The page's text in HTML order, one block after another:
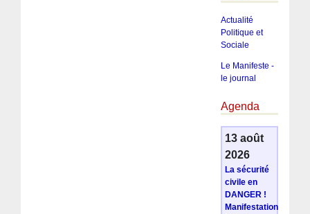
Actualité
Politique et
Sociale
Le Manifeste -
le journal
Agenda
13 août
2026
La sécurité
civile en
DANGER !
Manifestation